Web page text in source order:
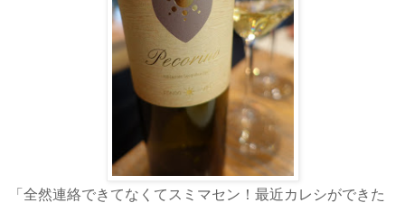
「全然連絡できてなくてスミマセン！最近カレシができた